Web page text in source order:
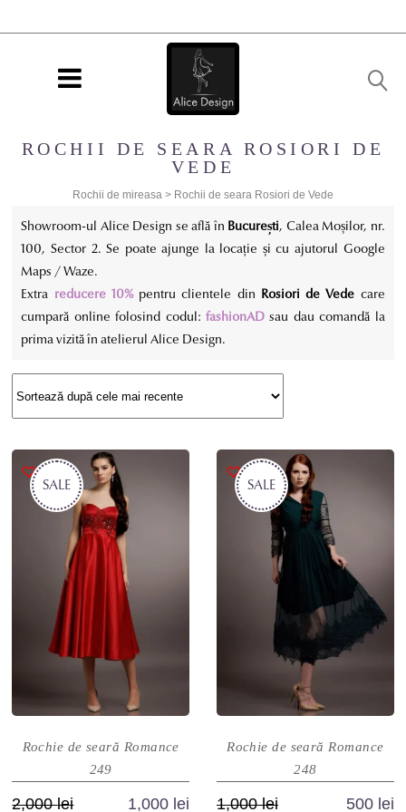
ROCHII DE SEARA ROSIORI DE
VEDE
Rochii de mireasa > Rochii de seara Rosiori de Vede
Showroom-ul Alice Design se află în București, Calea Moșilor, nr.
100, Sector 2. Se poate ajunge la locație și cu ajutorul Google
Maps / Waze.
Extra reducere 10% pentru clientele din Rosiori de Vede care
cumpară online folosind codul: fashionAD sau dau comandă la
prima vizită în atelierul Alice Design.
SALE
Rochie de seară Romance
249
2,000leiPrețul
1,000 lei
Prețul
SALE
Rochie de seară Romance
248
1,000leiPrețul
500 lei
Prețul